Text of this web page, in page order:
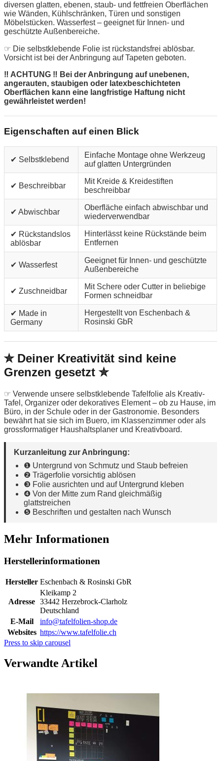
diversen glatten, ebenen, staub- und fettfreien Oberflächen
wie Wänden, Kühlschränken, Türen und sonstigen
Möbelstücken. Wasserfest – geeignet für Innen- und
geschützte Außenbereiche.
☞ Die selbstklebende Folie ist rückstandsfrei ablösbar.
Vorsicht ist bei der Anbringung auf Tapeten geboten.
‼ ACHTUNG ‼ Bei der Anbringung auf unebenen,
angerauten, staubigen oder latexbeschichteten
Oberflächen kann eine langfristige Haftung nicht
gewährleistet werden!
Eigenschaften auf einen Blick
✔ Selbstklebend
Einfache Montage ohne Werkzeug
auf glatten Untergründen
✔ Beschreibbar
Mit Kreide & Kreidestiften
beschreibbar
✔ Abwischbar
Oberfläche einfach abwischbar und
wiederverwendbar
✔ Rückstandslos
ablösbar
Hinterlässt keine Rückstände beim
Entfernen
✔ Wasserfest
Geeignet für Innen- und geschützte
Außenbereiche
✔ Zuschneidbar
Mit Schere oder Cutter in beliebige
Formen schneidbar
✔ Made in
Germany
Hergestellt von Eschenbach &
Rosinski GbR
✮ Deiner Kreativität sind keine
Grenzen gesetzt ✮
☞ Verwende unsere selbstklebende Tafelfolie als Kreativ-
Tafel, Organizer oder dekoratives Element – ob zu Hause, im
Büro, in der Schule oder in der Gastronomie. Besonders
bewährt hat sie sich im Buero, im Klassenzimmer oder als
grossformatiger Haushaltsplaner und Kreativboard.
Kurzanleitung zur Anbringung:
❶ Untergrund von Schmutz und Staub befreien
❷ Trägerfolie vorsichtig ablösen
❸ Folie ausrichten und auf Untergrund kleben
❹ Von der Mitte zum Rand gleichmäßig
glattstreichen
❺ Beschriften und gestalten nach Wunsch
Mehr Informationen
Herstellerinformationen
Hersteller Eschenbach & Rosinski GbR
Adresse
Kleikamp 2
33442 Herzebrock-Clarholz
Deutschland
E-Mail
info@tafelfolien-shop.de
Websites https://www.tafelfolie.ch
Press to skip carousel
Verwandte Artikel